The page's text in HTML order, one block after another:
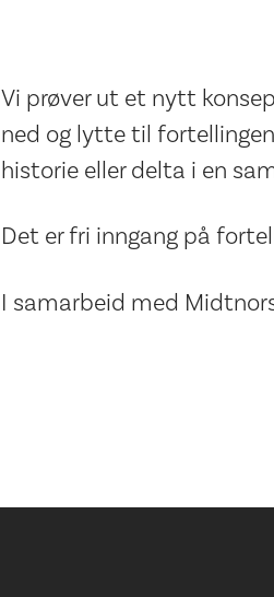
Vi prøver ut et nytt
ned og lytte til
historie eller delta i en
Det er fri inngang på
I samarbeid med